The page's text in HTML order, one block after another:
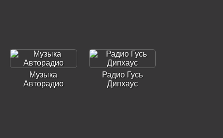
Музыка
Авторадио
Радио Гусь
Дипхаус